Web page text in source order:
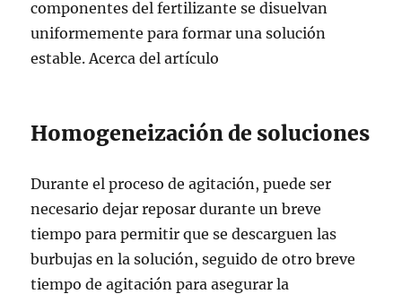
componentes del fertilizante se disuelvan
uniformemente para formar una solución
estable. Acerca del artículo
Homogeneización de soluciones
Durante el proceso de agitación, puede ser
necesario dejar reposar durante un breve
tiempo para permitir que se descarguen las
burbujas en la solución, seguido de otro breve
tiempo de agitación para asegurar la